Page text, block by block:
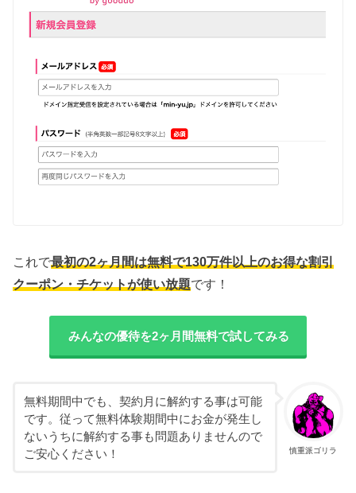
これで最初の2ヶ月間は無料で130万件以上のお得な割引
クーポン・チケットが使い放題です！
みんなの優待を2ヶ月間無料で試してみる
慎重派ゴリラ
無料期間中でも、契約月に解約する事は可能
です。従って無料体験期間中にお金が発生し
ないうちに解約する事も問題ありませんので
ご安心ください！